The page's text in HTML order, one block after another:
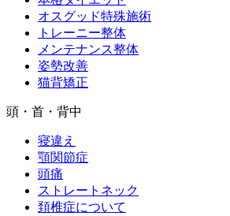
オスグッド特殊施術
トレーニー整体
メンテナンス整体
姿勢改善
猫背矯正
頭・首・背中
寝違え
顎関節症
頭痛
ストレートネック
頚椎症について